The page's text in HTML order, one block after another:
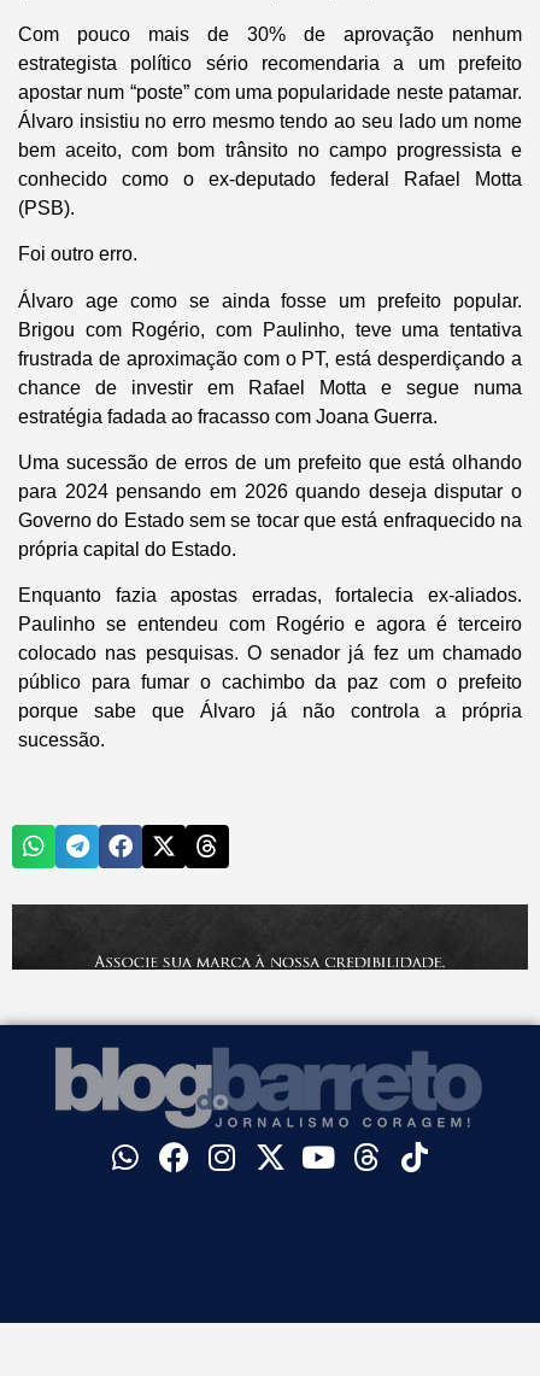
Com pouco mais de 30% de aprovação nenhum
estrategista político sério recomendaria a um prefeito
apostar num “poste” com uma popularidade neste patamar.
Álvaro insistiu no erro mesmo tendo ao seu lado um nome
bem aceito, com bom trânsito no campo progressista e
conhecido como o ex-deputado federal Rafael Motta
(PSB).
Foi outro erro.
Álvaro age como se ainda fosse um prefeito popular.
Brigou com Rogério, com Paulinho, teve uma tentativa
frustrada de aproximação com o PT, está desperdiçando a
chance de investir em Rafael Motta e segue numa
estratégia fadada ao fracasso com Joana Guerra.
Uma sucessão de erros de um prefeito que está olhando
para 2024 pensando em 2026 quando deseja disputar o
Governo do Estado sem se tocar que está enfraquecido na
própria capital do Estado.
Enquanto fazia apostas erradas, fortalecia ex-aliados.
Paulinho se entendeu com Rogério e agora é terceiro
colocado nas pesquisas. O senador já fez um chamado
público para fumar o cachimbo da paz com o prefeito
porque sabe que Álvaro já não controla a própria
sucessão.